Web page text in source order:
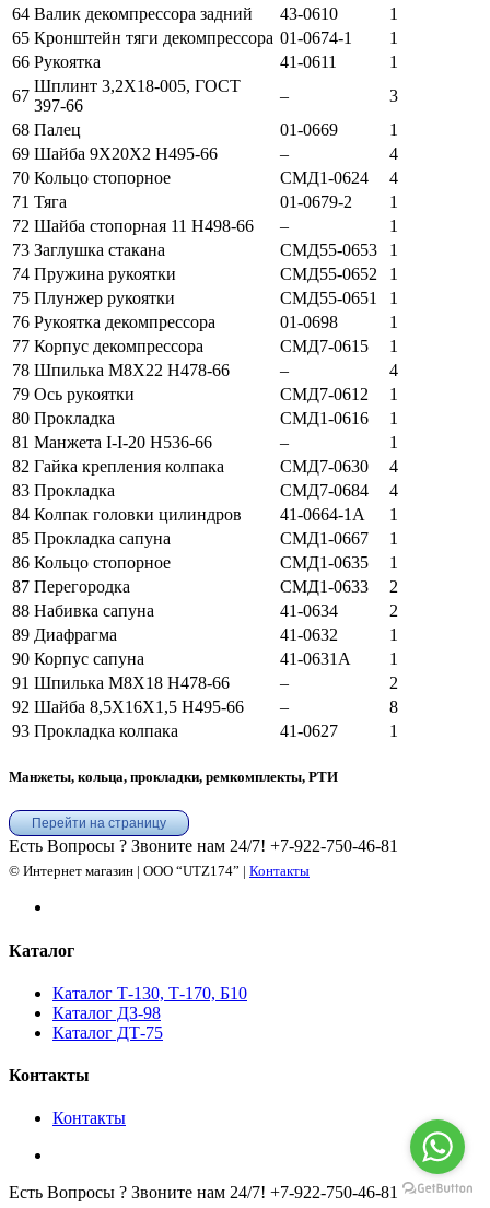
64 Валик декомпрессора задний 43-0610
1
65 Кронштейн тяги декомпрессора 01-0674-1
1
66 Рукоятка 41-0611
1
67
Шплинт 3,2Х18-005, ГОСТ
397-66
–
3
68 Палец 01-0669
1
69 Шайба 9Х20Х2 Н495-66 –
4
70 Кольцо стопорное СМД1-0624
4
71 Тяга 01-0679-2
1
72 Шайба стопорная 11 Н498-66 –
1
73 Заглушка стакана СМД55-0653
1
74 Пружина рукоятки СМД55-0652
1
75 Плунжер рукоятки СМД55-0651
1
76 Рукоятка декомпрессора 01-0698
1
77 Корпус декомпрессора СМД7-0615
1
78 Шпилька М8Х22 Н478-66 –
4
79 Ось рукоятки СМД7-0612
1
80 Прокладка СМД1-0616
1
81 Манжета I-I-20 Н536-66 –
1
82 Гайка крепления колпака СМД7-0630
4
83 Прокладка СМД7-0684
4
84 Колпак головки цилиндров 41-0664-1А
1
85 Прокладка сапуна СМД1-0667
1
86 Кольцо стопорное СМД1-0635
1
87 Перегородка СМД1-0633
2
88 Набивка сапуна 41-0634
2
89 Диафрагма 41-0632
1
90 Корпус сапуна 41-0631А
1
91 Шпилька М8Х18 Н478-66 –
2
92 Шайба 8,5Х16Х1,5 Н495-66 –
8
93 Прокладка колпака 41-0627 1
Манжеты, кольца, прокладки, ремкомплекты, РТИ
Перейти на страницу
Есть Вопросы ? Звоните нам 24/7! +7-922-750-46-81
© Интернет магазин | ООО “UTZ174” | Контакты
Каталог
Каталог Т-130, Т-170, Б10
Каталог ДЗ-98
Каталог ДТ-75
Контакты
Контакты
Есть Вопросы ? Звоните нам 24/7! +7-922-750-46-81